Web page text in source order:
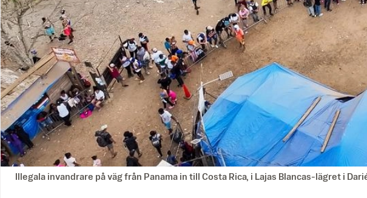
Illegala invandrare på väg från Panama in till Costa Rica, i Lajas Blancas-lägret i